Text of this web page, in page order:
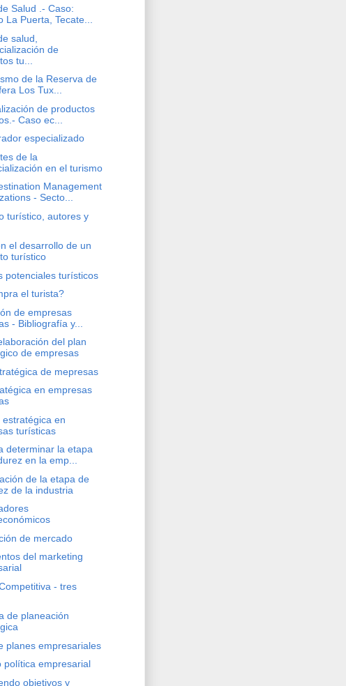
Salud .- Caso:
La Puerta, Tecate...
salud,
de
tu...
de la Reserva de
Los Tux...
de productos
Caso ec...
especializado
de la
en el turismo
Management
- Secto...
turístico, autores y
el desarrollo de un
turístico
potenciales turísticos
el turista?
de empresas
- Bibliografía y...
del plan
de empresas
de mepresas
en empresas
estratégica en
turísticas
determinar la etapa
en la emp...
de la etapa de
de la industria
de mercado
del marketing
- tres
de planeación
planes empresariales
política empresarial
objetivos y